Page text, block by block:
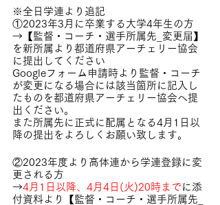
※全日学連より追記
①2023年3月に卒業する大学4年生の方
→【監督・コーチ・選手所属先_変更届】
を新所属より都道府県アーチェリー協会
に提出してください
Googleフォーム申請時より監督・コーチ
が変更になる場合には該当箇所に記入し
たものを都道府県アーチェリー協会へ提
出ください。
また所属先に正式に配属となる4月1日以
降の提出をよろしくお願い致します。
②2023年度より高体連から学連登録に変
更される方
→4月1日以降、4月4日(火)20時までに添
付資料より【監督・コーチ・選手所属先_